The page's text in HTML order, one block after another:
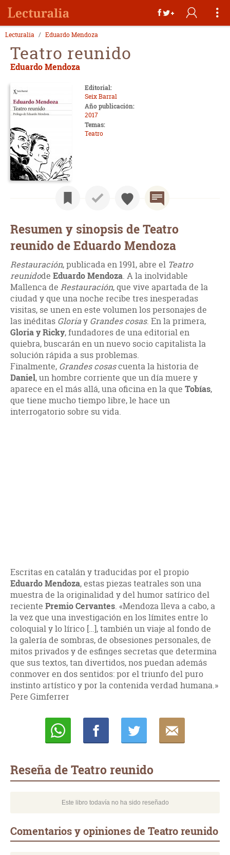
Lecturalia Eduardo Mendoza
Teatro reunido
Eduardo Mendoza
Editorial:
Seix Barral
Año publicación:
2017
Temas:
Teatro
Resumen y sinopsis de Teatro
reunido de Eduardo Mendoza
Restauración, publicada en 1991, abre el Teatro
reunidode Eduardo Mendoza. A la inolvidable
Mallenca de Restauración, que vive apartada de la
ciudad y que una noche recibe tres inesperadas
visitas, se unen en este volumen los personajes de
las inéditas Gloriay Grandes cosas. En la primera,
Gloria y Ricky, fundadores de una editorial en
quiebra, buscarán en un nuevo socio capitalista la
solución rápida a sus problemas.
Finalmente, Grandes cosascuenta la historia de
Daniel, un hombre corriente que un día muere y
aparece en el más allá, una oficina en la que Tobías,
que tiene mucho tiempo libre, le hace un
interrogatorio sobre su vida.
Escritas en catalán y traducidas por el propio
Eduardo Mendoza, estas piezas teatrales son una
muestra de la originalidad y del humor satírico del
reciente Premio Cervantes. «Mendoza lleva a cabo, a
la vez que una investigación en los límites entre lo
coloquial y lo lírico […], también un viaje al fondo de
la galería de sombras, de obsesiones personales, de
mitos privados y de esfinges secretas que determina
que sus textos, tan divertidos, nos puedan además
conmover en dos sentidos: por el triunfo del puro
instinto artístico y por la contenida verdad humana.»
Pere Gimferrer
Reseña de Teatro reunido
Este libro todavía no ha sido reseñado
Comentarios y opiniones de Teatro reunido